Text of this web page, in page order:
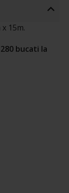
15m.
280 bucati la